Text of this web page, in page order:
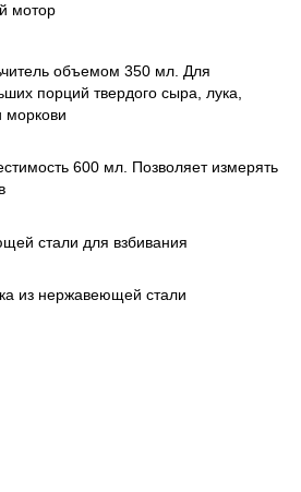
мотор
объемом 350 мл. Для
порций твердого сыра, лука,
моркови
600 мл. Позволяет измерять
стали для взбивания
из нержавеющей стали